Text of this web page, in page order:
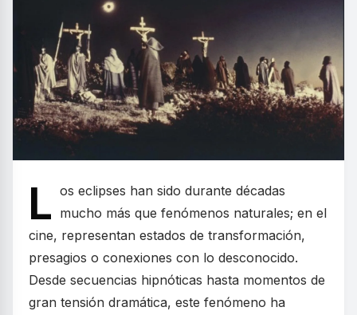
L os eclipses han sido durante décadas
mucho más que fenómenos naturales; en el
cine, representan estados de transformación,
presagios o conexiones con lo desconocido.
Desde secuencias hipnóticas hasta momentos de
gran tensión dramática, este fenómeno ha